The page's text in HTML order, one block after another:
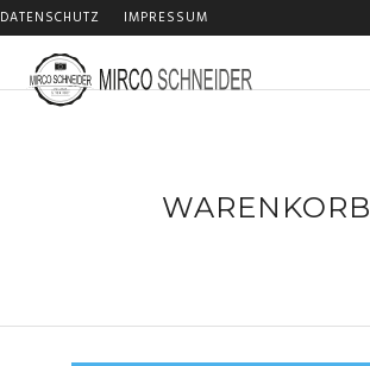
DATENSCHUTZ IMPRESSUM
WARENKORB